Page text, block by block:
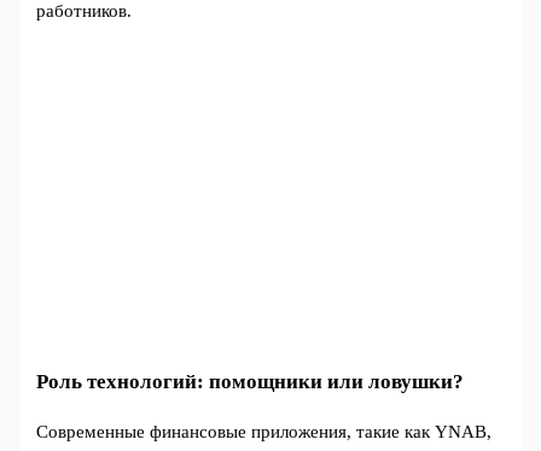
работников.
Роль технологий: помощники или ловушки?
Современные финансовые приложения, такие как YNAB,